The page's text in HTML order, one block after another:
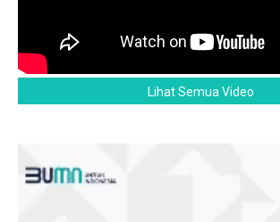
Lihat Semua Video